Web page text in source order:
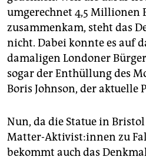
umgerechnet 4,5 Millionen
zusammenkam, steht das
nicht. Dabei konnte es auf
damaligen Londoner
sogar der Enthüllung des
Boris Johnson, der aktuelle
Nun, da die Statue in Bristol
Matter-Aktivist:innen zu
bekommt auch das